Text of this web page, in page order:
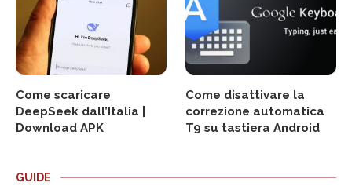
Come scaricare
DeepSeek dall’Italia |
Download APK
Come disattivare la
correzione automatica
T9 su tastiera Android
GUIDE